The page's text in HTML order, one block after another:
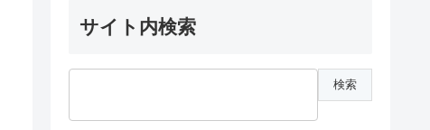
サイト内検索